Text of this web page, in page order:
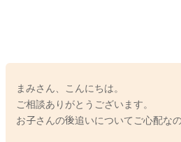
まみさん、こんにちは。
ご相談ありがとうございます。
お子さんの後追いについてご心配なの